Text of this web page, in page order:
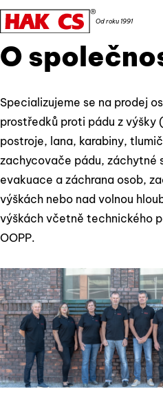
Od roku 1991
O
Specializujeme se na prodej
prostředků proti pádu z výšky
postroje, lana, karabiny,
zachycovače pádu, záchytné
evakuace a záchrana osob,
výškách nebo nad volnou
výškách včetně technického
OOPP.